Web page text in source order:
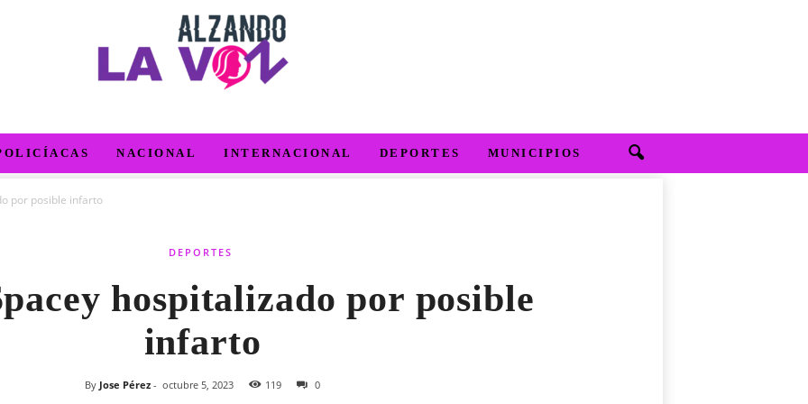
NACIONAL INTERNACIONAL DEPORTES MUNICIPIOS
por posible infarto
DEPORTES
hospitalizado por posible
infarto
By Jose Pérez - octubre 5, 2023 119 0